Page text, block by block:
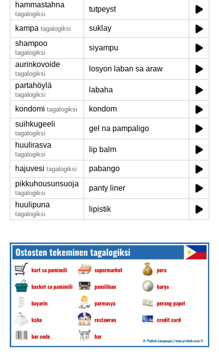
hammastahna
tagalogiksi
tutpeyst
kampa tagalogiksi
suklay
shampoo
tagalogiksi
siyampu
aurinkovoide
tagalogiksi
losyon laban sa araw
partahöylä
tagalogiksi
labaha
kondomi tagalogiksi
kondom
suihkugeeli
tagalogiksi
gel na pampaligo
huulirasva
tagalogiksi
lip balm
hajuvesi tagalogiksi
pabango
pikkuhousunsuoja
tagalogiksi
panty liner
huulipuna
tagalogiksi
lipistik